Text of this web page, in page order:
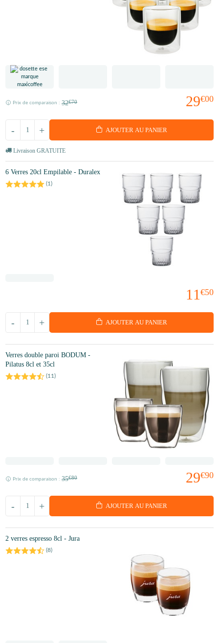
29€00
Prix de comparaison : 32€70
+
- AJOUTER AU PANIER
Livraison GRATUITE
6 Verres 20cl Empilable - Duralex
(1)
11 €50
+
- AJOUTER AU PANIER
Verres double paroi BODUM -
Pilatus 8cl et 35cl
(11)
29€90
Prix de comparaison : 35€80
+
- AJOUTER AU PANIER
2 verres espresso 8cl - Jura
(8)